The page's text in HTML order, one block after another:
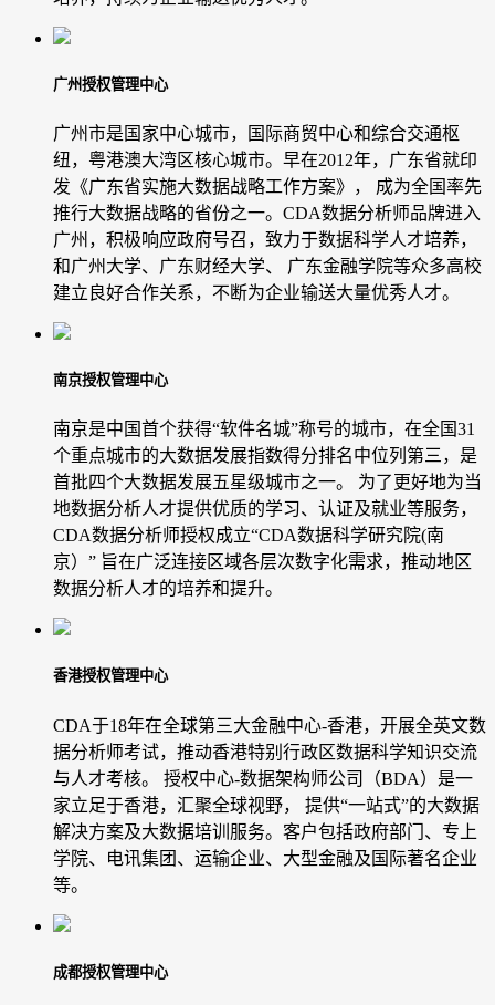
广州授权管理中心
广州市是国家中心城市，国际商贸中心和综合交通枢
纽，粤港澳大湾区核心城市。早在2012年，广东省就印
发《广东省实施大数据战略工作方案》， 成为全国率先
推行大数据战略的省份之一。CDA数据分析师品牌进入
广州，积极响应政府号召，致力于数据科学人才培养，
和广州大学、广东财经大学、 广东金融学院等众多高校
建立良好合作关系，不断为企业输送大量优秀人才。
南京授权管理中心
南京是中国首个获得“软件名城”称号的城市，在全国31
个重点城市的大数据发展指数得分排名中位列第三，是
首批四个大数据发展五星级城市之一。 为了更好地为当
地数据分析人才提供优质的学习、认证及就业等服务，
CDA数据分析师授权成立“CDA数据科学研究院(南
京）” 旨在广泛连接区域各层次数字化需求，推动地区
数据分析人才的培养和提升。
香港授权管理中心
CDA于18年在全球第三大金融中心-香港，开展全英文数
据分析师考试，推动香港特别行政区数据科学知识交流
与人才考核。 授权中心-数据架构师公司（BDA）是一
家立足于香港，汇聚全球视野， 提供“一站式”的大数据
解决方案及大数据培训服务。客户包括政府部门、专上
学院、电讯集团、运输企业、大型金融及国际著名企业
等。
成都授权管理中心